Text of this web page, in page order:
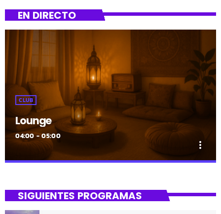
EN DIRECTO
CLUB
Lounge
04:00 - 05:00
more_vert
Hora de desconectar de todo
SIGUIENTES PROGRAMAS